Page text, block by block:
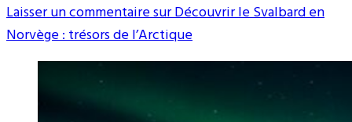
Laisser un commentairesur Découvrir le Svalbard en
Norvège : trésors de l’Arctique